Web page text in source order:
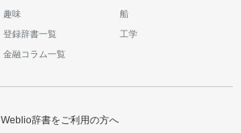
趣味 船
登録辞書一覧 工学
金融コラム一覧
Weblio辞書をご利用の方へ